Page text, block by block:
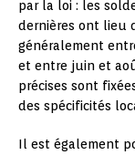
par la loi : les
dernières ont lieu
généralement
et entre juin et
précises sont
des spécificités
Il est également